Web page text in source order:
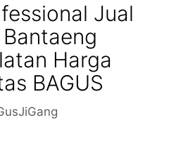
Jual
Harga
BAGUS